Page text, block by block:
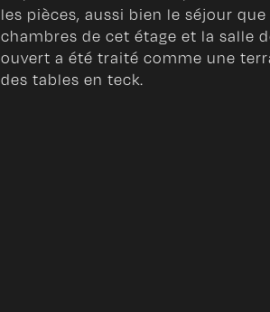
les pièces, aussi bien le séjour
chambres de cet étage et la salle
ouvert a été traité comme une
des tables en teck.